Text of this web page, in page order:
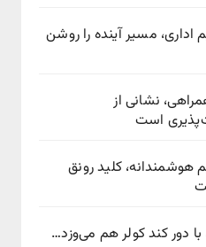
مسیر آینده را روشن
نشانی از
است
هوشمندانه، کلید رونق
دور کند کولر هم می‌وزد…